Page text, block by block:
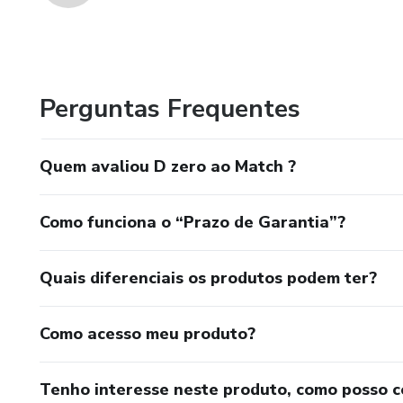
Perguntas Frequentes
Quem avaliou D zero ao Match ?
Como funciona o “Prazo de Garantia”?
Quais diferenciais os produtos podem ter?
Como acesso meu produto?
Tenho interesse neste produto, como posso